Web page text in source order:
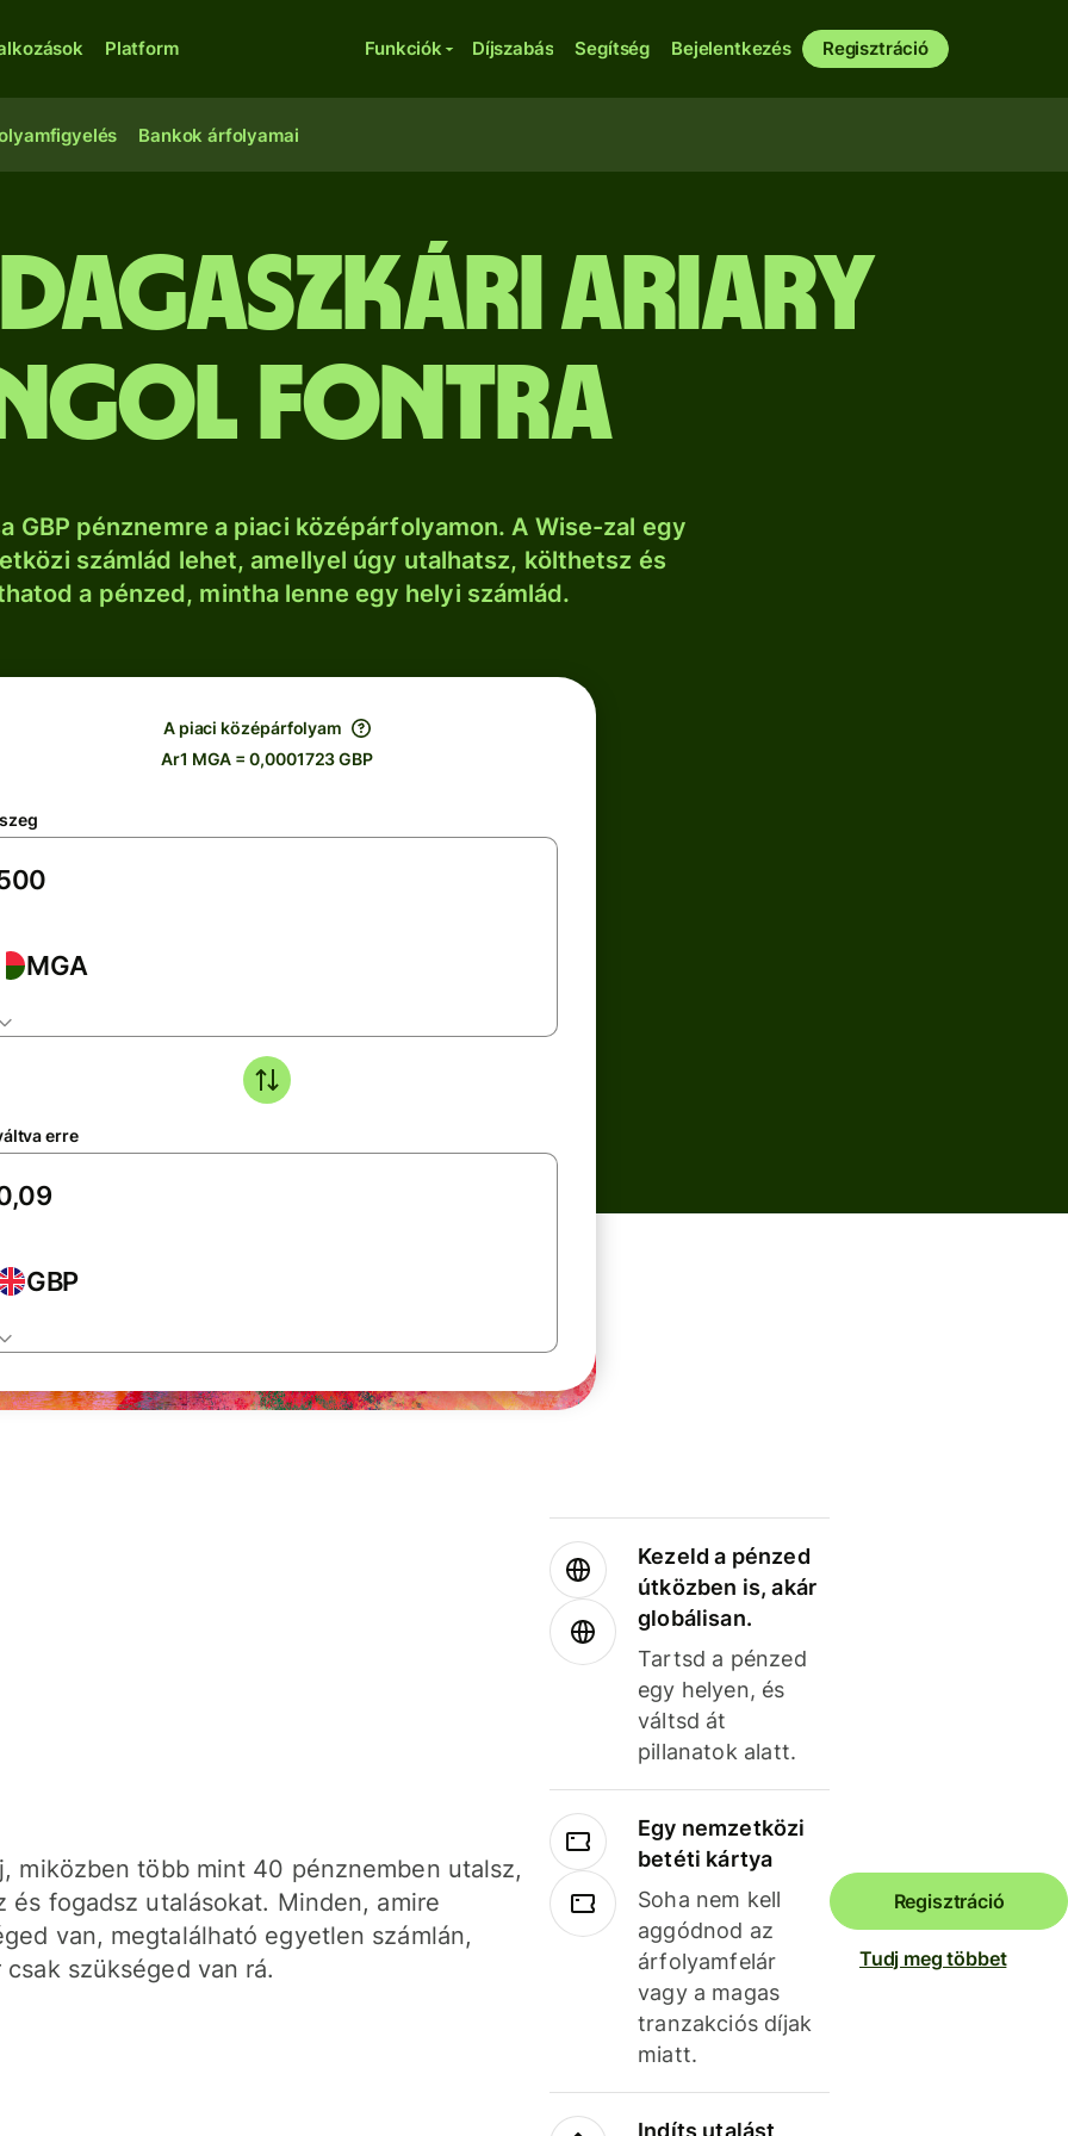
Platform Funkciók Díjszabás Segítség Bejelentkezés Regisztráció
Bankok árfolyamai
ariary
fontra
GBP pénznemre a piaci középárfolyamon. A Wise-zal egy
számlád lehet, amellyel úgy utalhatsz, költhetsz és
a pénzed, mintha lenne egy helyi számlád.
A piaci középárfolyam
Ar1 MGA = 0,0001723 GBP
MGA
erre
GBP
miközben több mint 40 pénznemben utalsz,
és fogadsz utalásokat. Minden, amire
van, megtalálható egyetlen számlán,
csak szükséged van rá.
Kezeld a pénzed
útközben is, akár
globálisan.
Tartsd a pénzed
egy helyen, és
váltsd át
pillanatok alatt.
Egy nemzetközi
betéti kártya
Soha nem kell
aggódnod az
árfolyamfelár
vagy a magas
tranzakciós díjak
miatt.
Indíts utalást
Regisztráció
Tudj meg többet